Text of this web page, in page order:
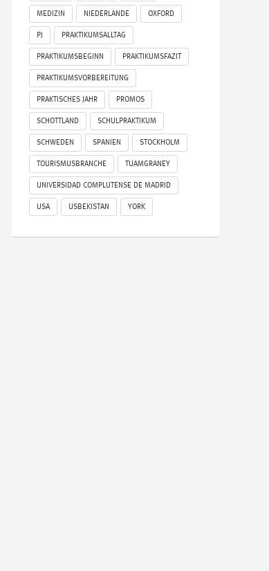
MEDIZIN NIEDERLANDE OXFORD
PJ PRAKTIKUMSALLTAG
PRAKTIKUMSBEGINN PRAKTIKUMSFAZIT
PRAKTIKUMSVORBEREITUNG
PRAKTISCHES JAHR PROMOS
SCHOTTLAND SCHULPRAKTIKUM
SCHWEDEN SPANIEN STOCKHOLM
TOURISMUSBRANCHE TUAMGRANEY
UNIVERSIDAD COMPLUTENSE DE MADRID
USA USBEKISTAN YORK